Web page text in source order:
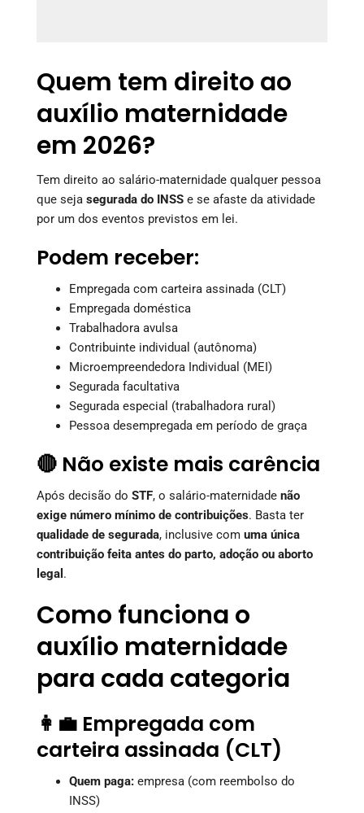
Quem tem direito ao
auxílio maternidade
em 2026?
Tem direito ao salário-maternidade qualquer pessoa
que seja segurada do INSS e se afaste da atividade
por um dos eventos previstos em lei.
Podem receber:
Empregada com carteira assinada (CLT)
Empregada doméstica
Trabalhadora avulsa
Contribuinte individual (autônoma)
Microempreendedora Individual (MEI)
Segurada facultativa
Segurada especial (trabalhadora rural)
Pessoa desempregada em período de graça
🔴 Não existe mais carência
Após decisão do STF, o salário-maternidade não
exige número mínimo de contribuições. Basta ter
qualidade de segurada, inclusive com uma única
contribuição feita antes do parto, adoção ou aborto
legal .
Como funciona o
auxílio maternidade
para cada categoria
👩‍💼 Empregada com
carteira assinada (CLT)
Quem paga: empresa (com reembolso do
INSS)